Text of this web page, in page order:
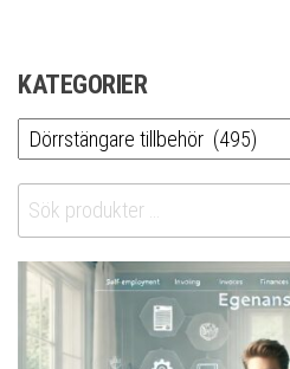
KATEGORIER
Sök
efter: